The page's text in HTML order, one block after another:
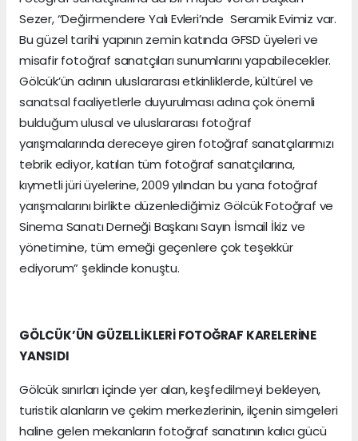
Sezer, “Değirmendere Yalı Evleri’nde Seramik Evimiz var.
Bu güzel tarihi yapının zemin katında GFSD üyeleri ve
misafir fotoğraf sanatçıları sunumlarını yapabilecekler.
Gölcük’ün adının uluslararası etkinliklerde, kültürel ve
sanatsal faaliyetlerle duyurulması adına çok önemli
bulduğum ulusal ve uluslararası fotoğraf
yarışmalarında dereceye giren fotoğraf sanatçılarımızı
tebrik ediyor, katılan tüm fotoğraf sanatçılarına,
kıymetli jüri üyelerine, 2009 yılından bu yana fotoğraf
yarışmalarını birlikte düzenlediğimiz Gölcük Fotoğraf ve
Sinema Sanatı Derneği Başkanı Sayın İsmail İkiz ve
yönetimine, tüm emeği geçenlere çok teşekkür
ediyorum” şeklinde konuştu.
GÖLCÜK’ÜN GÜZELLİKLERİ FOTOĞRAF KARELERİNE
YANSIDI
Gölcük sınırları içinde yer alan, keşfedilmeyi bekleyen,
turistik alanların ve çekim merkezlerinin, ilçenin simgeleri
haline gelen mekanların fotoğraf sanatının kalıcı gücü